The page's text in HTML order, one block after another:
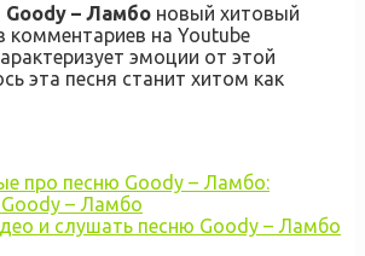
Goody – Ламбо новый хитовый
комментариев на Youtube
эмоции от этой
эта песня станит хитом как
про песню Goody – Ламбо:
– Ламбо
и слушать песню Goody – Ламбо